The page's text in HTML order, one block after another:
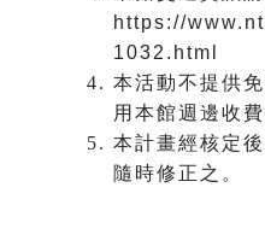
https://
1032.html
本活動不提供
用本館週邊收費
本計畫經核定
隨時修正之。